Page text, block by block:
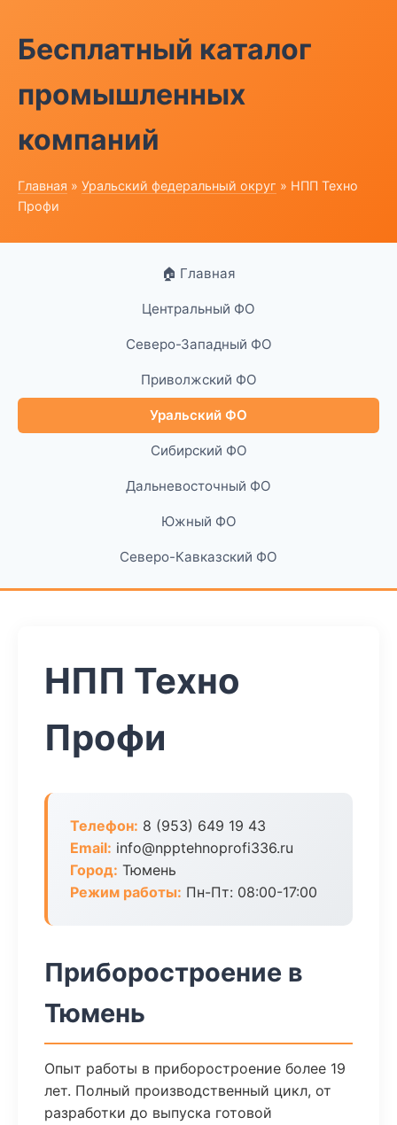
Бесплатный каталог
промышленных
компаний
Главная » Уральский федеральный округ » НПП Техно
Профи
🏠 Главная
Центральный ФО
Северо-Западный ФО
Приволжский ФО
Уральский ФО
Сибирский ФО
Дальневосточный ФО
Южный ФО
Северо-Кавказский ФО
НПП Техно
Профи
Телефон: 8 (953) 649 19 43
Email: info@npptehnoprofi336.ru
Город: Тюмень
Режим работы: Пн-Пт: 08:00-17:00
Приборостроение в
Тюмень
Опыт работы в приборостроение более 19
лет. Полный производственный цикл, от
разработки до выпуска готовой